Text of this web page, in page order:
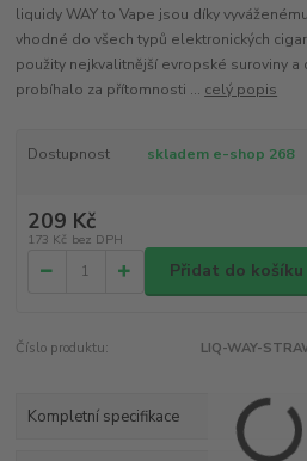
liquidy WAY to Vape jsou díky
vhodné do všech typů elektronických
použity nejkvalitnější evropské suroviny
probíhalo za přítomnosti ... celý popis
Dostupnost skladem e-shop 268
209 Kč
173 Kč bez DPH
Přidat do košíku
Číslo produktu: LIQ-WAY-
Kompletní specifikace